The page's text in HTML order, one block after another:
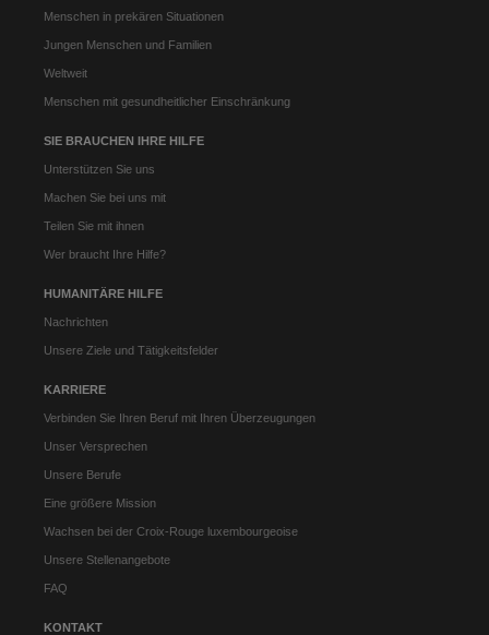
Menschen in prekären Situationen
Jungen Menschen und Familien
Weltweit
Menschen mit gesundheitlicher Einschränkung
SIE BRAUCHEN IHRE HILFE
Unterstützen Sie uns
Machen Sie bei uns mit
Teilen Sie mit ihnen
Wer braucht Ihre Hilfe?
HUMANITÄRE HILFE
Nachrichten
Unsere Ziele und Tätigkeitsfelder
KARRIERE
Verbinden Sie Ihren Beruf mit Ihren Überzeugungen
Unser Versprechen
Unsere Berufe
Eine größere Mission
Wachsen bei der Croix-Rouge luxembourgeoise
Unsere Stellenangebote
FAQ
KONTAKT